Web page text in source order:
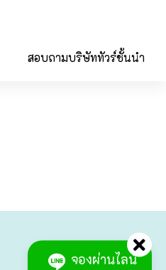
สอบถามบริษัททัวร์ชั้นนำ
จองผ่านไลน์